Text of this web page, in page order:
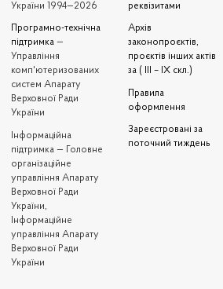
України 1994—2026
Програмно-технічна
підтримка —
Управління
комп'ютеризованих
систем Апарату
Верховної Ради
України
Iнформаційна
підтримка — Головне
організаційне
управління Апарату
Верховної Ради
України,
Інформаційне
управління Апарату
Верховної Ради
України
реквізитами
Архів
законопроєктів,
проєктів інших актів
за ( III – IX скл.)
Правила
оформлення
Зареєстровані за
поточний тиждень